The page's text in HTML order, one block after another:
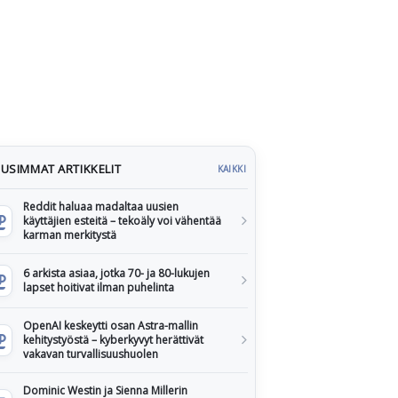
ARTIKKELIT KAIKKI
Reddit haluaa madaltaa uusien
käyttäjien esteitä – tekoäly voi vähentää
karman merkitystä
6 arkista asiaa, jotka 70- ja 80-lukujen
lapset hoitivat ilman puhelinta
OpenAI keskeytti osan Astra-mallin
kehitystyöstä – kyberkyvyt herättivät
vakavan turvallisuushuolen
Dominic Westin ja Sienna Millerin